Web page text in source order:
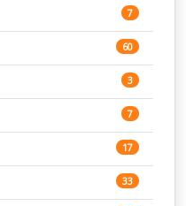
15
16
15
15
14
14
7
60
3
7
17
33